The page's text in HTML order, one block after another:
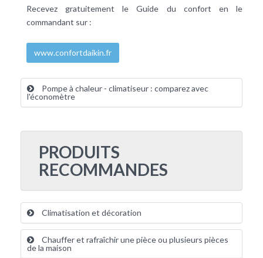
Recevez gratuitement le Guide du confort en le
commandant sur :
www.confortdaikin.fr
Pompe à chaleur - climatiseur : comparez avec
l'économètre
PRODUITS
RECOMMANDES
Climatisation et décoration
Chauffer et rafraîchir une pièce ou plusieurs pièces
de la maison